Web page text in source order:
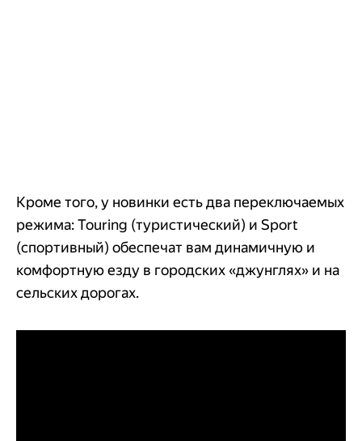
Кроме того, у новинки есть два переключаемых
режима: Touring (туристический) и Sport
(спортивный) обеспечат вам динамичную и
комфортную езду в городских «джунглях» и на
сельских дорогах.